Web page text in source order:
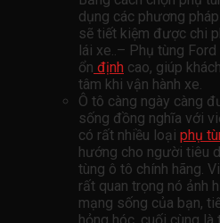
dụng các phương
sẽ tiết kiệm được chi
lái xe..– Phụ tùng
ổn định cao, giúp
tâm khi vận hành xe.
Ô tô càng ngày càng
sống đồng nghĩa với
có rất nhiều loại phụ
hướng cho người tiêu
tùng ô tô chính hãng.
rất quan trọng nó ảnh
mạng sống của bạn,